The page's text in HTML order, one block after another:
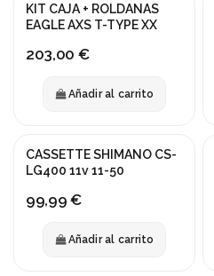
KIT CAJA + ROLDANAS
EAGLE AXS T-TYPE XX
203,00 €
Añadir al carrito
CASSETTE SHIMANO CS-
LG400 11v 11-50
99,99 €
Añadir al carrito